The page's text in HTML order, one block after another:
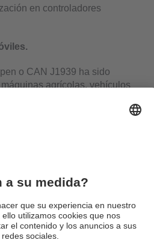
en controladores
o CAN J1939 ha sido
agrícolas, vehículos
la configuración en el
de vida útil puede ser
detecta cuándo y cuánto
Los tiempos de parada se